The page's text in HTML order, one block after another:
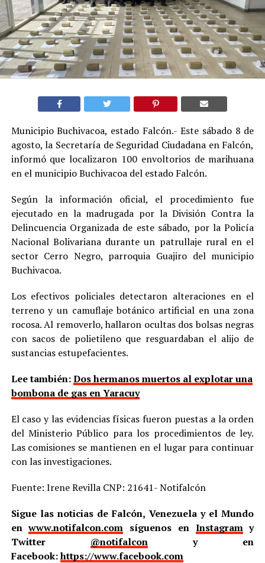
Municipio Buchivacoa, estado Falcón.- Este sábado 8 de
agosto, la Secretaría de Seguridad Ciudadana en Falcón,
informó que localizaron 100 envoltorios de marihuana
en el municipio Buchivacoa del estado Falcón.
Según la información oficial, el procedimiento fue
ejecutado en la madrugada por la División Contra la
Delincuencia Organizada de este sábado, por la Policía
Nacional Bolivariana durante un patrullaje rural en el
sector Cerro Negro, parroquia Guajiro del municipio
Buchivacoa.
Los efectivos policiales detectaron alteraciones en el
terreno y un camuflaje botánico artificial en una zona
rocosa. Al removerlo, hallaron ocultas dos bolsas negras
con sacos de polietileno que resguardaban el alijo de
sustancias estupefacientes.
Lee también:Dos hermanos muertos al explotar una
bombona de gas en Yaracuy
El caso y las evidencias físicas fueron puestas a la orden
del Ministerio Público para los procedimientos de ley.
Las comisiones se mantienen en el lugar para continuar
con las investigaciones.
Fuente: Irene Revilla CNP: 21641- Notifalcón
Sigue las noticias de Falcón, Venezuela y el Mundo
enwww.notifalcon.com síguenos en Instagramy
Twitter @notifalcony en
Facebook:https://www.facebook.com